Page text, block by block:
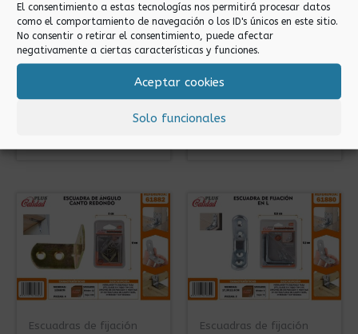
El consentimiento a estas tecnologías nos permitirá procesar datos
como el comportamiento de navegación o los ID's únicos en este sitio.
No consentir o retirar el consentimiento, puede afectar
negativamente a ciertas características y funciones.
Aceptar cookies
Solo funcionales
Escuadras de fijación
ESCUADRA FIJACION
Escuadras de fijación
ESCUADRA FIJACION
Escuadras de fijación Escuadras de fijación